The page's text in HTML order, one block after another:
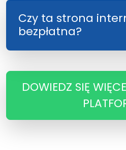
Czy ta strona
bezpłatna?
DOWIEDZ SIĘ